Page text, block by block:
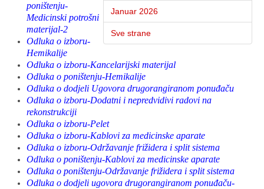
Januar 2026
Sve strane
poništenju-
Medicinski potrošni
materijal-2
Odluka o izboru-
Hemikalije
Odluka o izboru-Kancelarijski materijal
Odluka o poništenju-Hemikalije
Odluka o dodjeli Ugovora drugorangiranom ponuđaču
Odluka o izboru-Dodatni i nepredvidivi radovi na
rekonstrukciji
Odluka o izboru-Pelet
Odluka o izboru-Kablovi za medicinske aparate
Odluka o izboru-Održavanje frižidera i split sistema
Odluka o poništenju-Kablovi za medicinske aparate
Odluka o poništenju-Održavanje frižidera i split sistema
Odluka o dodjeli ugovora drugorangiranom ponuđaču-